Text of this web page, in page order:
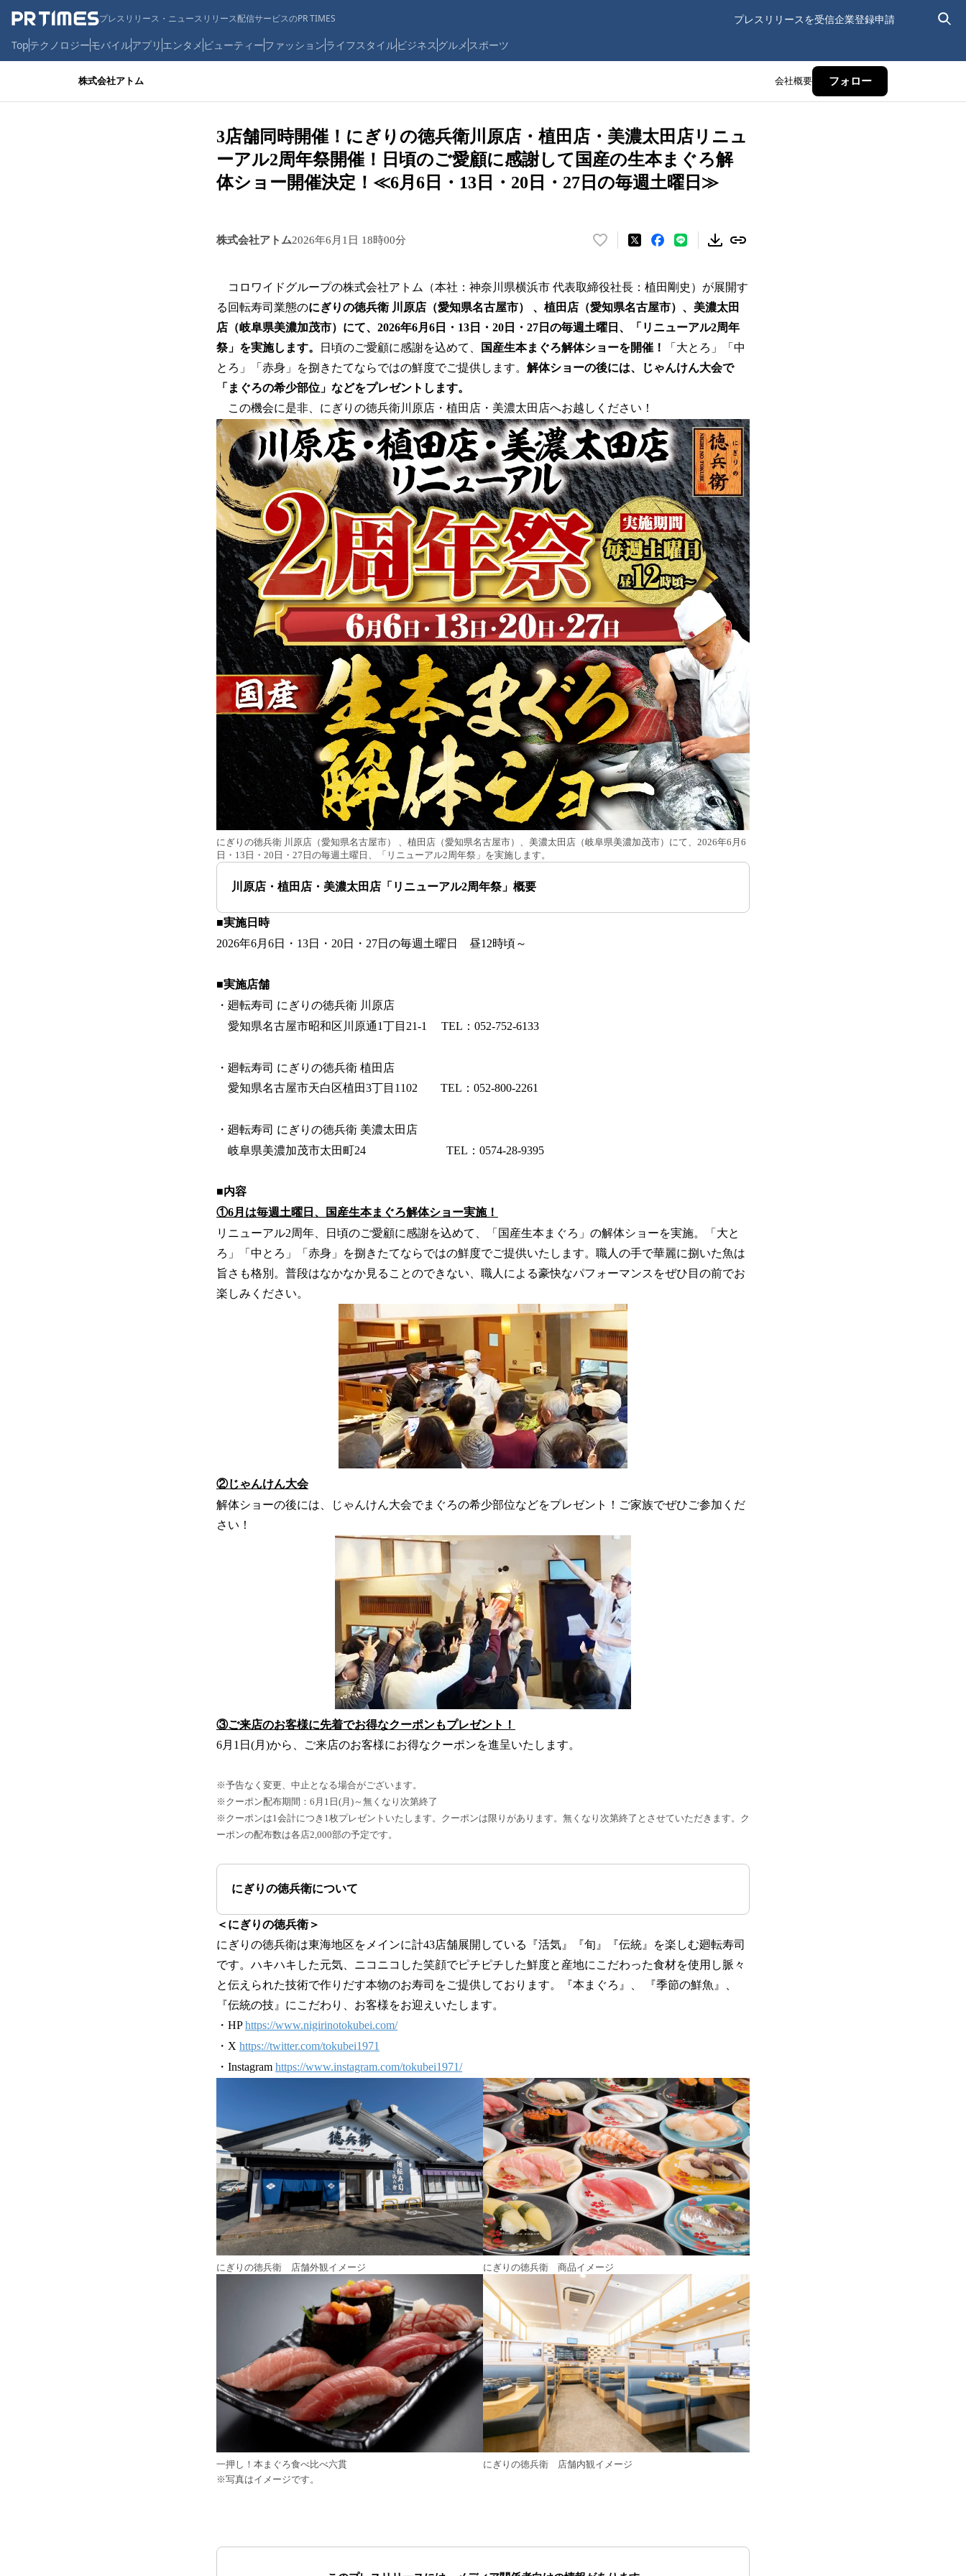
プレスリリース・ニュースリリース配信サービスのPR TIMES プレスリリースを受信企業登録申請
Topテクノロジーモバイルアプリ エンタメ ビューティーファッションライフスタイルビジネス グルメ スポーツ
株式会社アトム 会社概要 フォロー
3店舗同時開催！にぎりの徳兵衛川原店・植田店・美濃太田店リニュ
ーアル2周年祭開催！日頃のご愛顧に感謝して国産の生本まぐろ解
体ショー開催決定！≪6月6日・13日・20日・27日の毎週土曜日≫
株式会社アトム2026年6月1日 18時00分
い
！
数
を
み
込
で
す
コロワイドグループの株式会社アトム（本社：神奈川県横浜市 代表取締役社長：植田剛史）が展開す
る回転寿司業態のにぎりの徳兵衛 川原店（愛知県名古屋市） 、植田店（愛知県名古屋市）、美濃太田
店（岐阜県美濃加茂市）にて、2026年6月6日・13日・20日・27日の毎週土曜日、「リニューアル2周年
祭」を実施します。
日頃のご愛顧に感謝を込めて、 国産生本まぐろ解体ショーを開催！
「大とろ」「中
とろ」「赤身」を捌きたてならではの鮮度でご提供します。 解体ショーの後には、じゃんけん大会で
「まぐろの希少部位」などをプレゼントします。
この機会に是非、にぎりの徳兵衛川原店・植田店・美濃太田店へお越しください！
にぎりの徳兵衛 川原店（愛知県名古屋市） 、植田店（愛知県名古屋市）、美濃太田店（岐阜県美濃加茂市）にて、2026年6月6
日・13日・20日・27日の毎週土曜日、「リニューアル2周年祭」を実施します。
川原店・植田店・美濃太田店「リニューアル2周年祭」概要
■実施日時
2026年6月6日・13日・20日・27日の毎週土曜日 昼12時頃～
■実施店舗
・廻転寿司 にぎりの徳兵衛 川原店
愛知県名古屋市昭和区川原通1丁目21-1 TEL：052-752-6133
・廻転寿司 にぎりの徳兵衛 植田店
愛知県名古屋市天白区植田3丁目1102 TEL：052-800-2261
・廻転寿司 にぎりの徳兵衛 美濃太田店
岐阜県美濃加茂市太田町24 TEL：0574-28-9395
■内容
①6月は毎週土曜日、国産生本まぐろ解体ショー実施！
リニューアル2周年、日頃のご愛顧に感謝を込めて、「国産生本まぐろ」の解体ショーを実施。「大と
ろ」「中とろ」「赤身」を捌きたてならではの鮮度でご提供いたします。職人の手で華麗に捌いた魚は
旨さも格別。普段はなかなか見ることのできない、職人による豪快なパフォーマンスをぜひ目の前でお
楽しみください。
②じゃんけん大会
解体ショーの後には、じゃんけん大会でまぐろの希少部位などをプレゼント！ご家族でぜひご参加くだ
さい！
③ご来店のお客様に先着でお得なクーポンもプレゼント！
6月1日(月)から、ご来店のお客様にお得なクーポンを進呈いたします。
※予告なく変更、中止となる場合がございます。
※クーポン配布期間：6月1日(月)～無くなり次第終了
※クーポンは1会計につき1枚プレゼントいたします。クーポンは限りがあります。無くなり次第終了とさせていただきます。ク
ーポンの配布数は各店2,000部の予定です。
にぎりの徳兵衛について
＜にぎりの徳兵衛＞
にぎりの徳兵衛は東海地区をメインに計43店舗展開している『活気』『旬』『伝統』を楽しむ廻転寿司
です。ハキハキした元気、ニコニコした笑顔でピチピチした鮮度と産地にこだわった食材を使用し脈々
と伝えられた技術で作りだす本物のお寿司をご提供しております。『本まぐろ』、 『季節の鮮魚』、
『伝統の技』にこだわり、お客様をお迎えいたします。
・HPhttps://www.nigirinotokubei.com/
・X https://twitter.com/tokubei1971
・Instagram https://www.instagram.com/tokubei1971/
にぎりの徳兵衛 店舗外観イメージ にぎりの徳兵衛 商品イメージ
一押し！本まぐろ食べ比べ六貫
にぎりの徳兵衛 店舗内観イメージ
※写真はイメージです。